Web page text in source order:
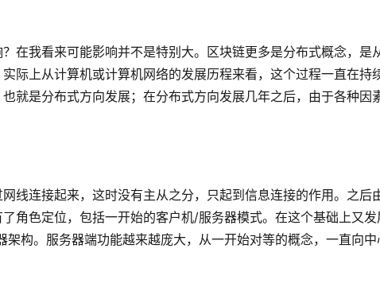
在我看来可能影响并不是特别大。区块链更多是分布式概念，是
际上从计算机或计算机网络的发展历程来看，这个过程一直在持
就是分布式方向发展；在分布式方向发展几年之后，由于各种因
线连接起来，这时没有主从之分，只起到信息连接的作用。之后
角色定位，包括一开始的客户机/服务器模式。在这个基础上又发
构。服务器端功能越来越庞大，从一开始对等的概念，一直向中